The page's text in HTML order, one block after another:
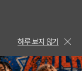
하루 보지 않기